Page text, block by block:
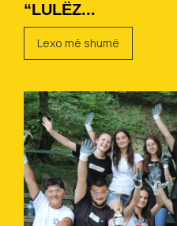
“LULËZ...
Lexo më shumë